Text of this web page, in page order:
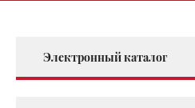
Электронный каталог